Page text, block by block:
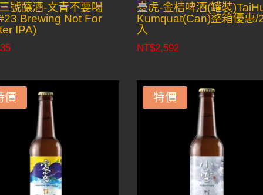
號釀酒-文青不要喝
Brewing Not For
IPA)
臺虎-金桔啤酒(罐裝
Kumquat(Can)整箱優惠/
入
NT$2,592
價 特價